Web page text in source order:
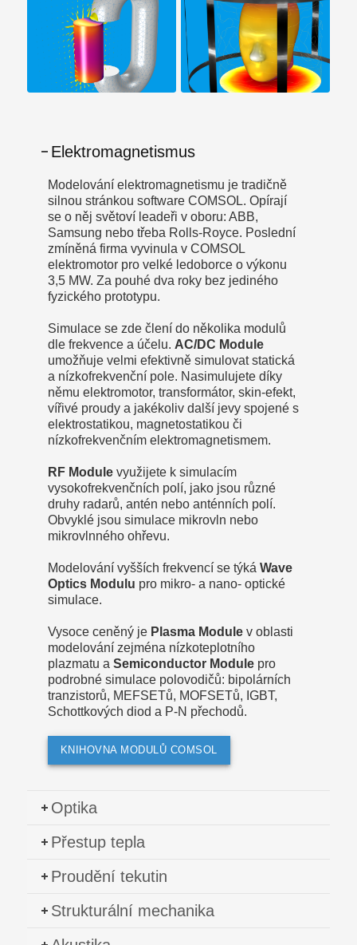
Elektromagnetismus
Modelování elektromagnetismu je tradičně
silnou stránkou software COMSOL. Opírají
se o něj světoví leadeři v oboru: ABB,
Samsung nebo třeba Rolls-Royce. Poslední
zmíněná firma vyvinula v COMSOL
elektromotor pro velké ledoborce o výkonu
3,5 MW. Za pouhé dva roky bez jediného
fyzického prototypu.
Simulace se zde člení do několika modulů
dle frekvence a účelu. AC/DC Module
umožňuje velmi efektivně simulovat statická
a nízkofrekvenční pole. Nasimulujete díky
němu elektromotor, transformátor, skin-efekt,
vířivé proudy a jakékoliv další jevy spojené s
elektrostatikou, magnetostatikou či
nízkofrekvenčním elektromagnetismem.
RF Modulevyužijete k simulacím
vysokofrekvenčních polí, jako jsou různé
druhy radarů, antén nebo anténních polí.
Obvyklé jsou simulace mikrovln nebo
mikrovlnného ohřevu.
Modelování vyšších frekvencí se týká Wave
Optics Modulu pro mikro- a nano- optické
simulace.
Vysoce ceněný je Plasma Modulev oblasti
modelování zejména nízkoteplotního
plazmatu a Semiconductor Modulepro
podrobné simulace polovodičů: bipolárních
tranzistorů, MEFSETů, MOFSETů, IGBT,
Schottkových diod a P-N přechodů.
KNIHOVNA MODULŮ COMSOL
Optika
Přestup tepla
Proudění tekutin
Strukturální mechanika